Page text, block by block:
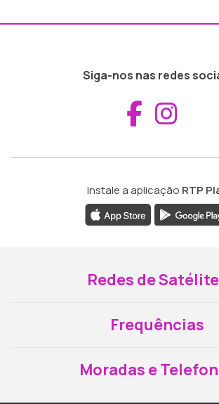
Siga-nos nas redes
Instale a aplicação RTP
Redes de
Frequências
Moradas e